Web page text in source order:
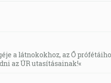
a látnokokhoz, az Ő
az ÚR utasításainak!«